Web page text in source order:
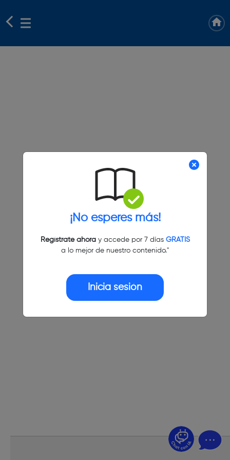
¡No esperes más!
Regístrate ahoray accede por 7 días GRATIS
a lo mejor de nuestro contenido."
Inicia sesión